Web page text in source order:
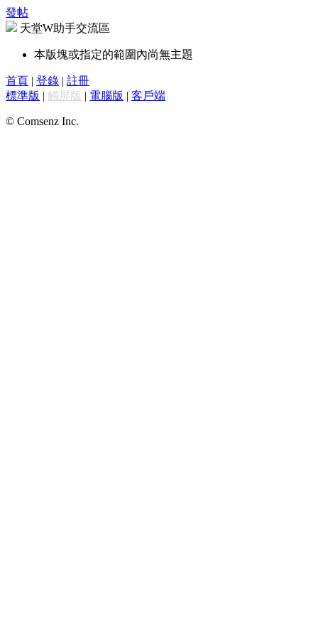
發帖
天堂W助手交流區
本版塊或指定的範圍內尚無主題
首頁 | 登錄 | 註冊
標準版 | 觸屏版 | 電腦版 | 客戶端
© Comsenz Inc.